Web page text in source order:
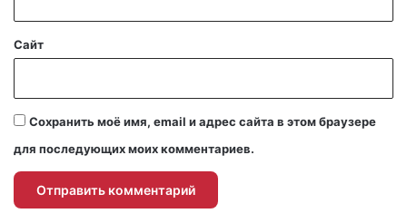
Сайт
Сохранить моё имя, email и адрес сайта в этом браузере
для последующих моих комментариев.